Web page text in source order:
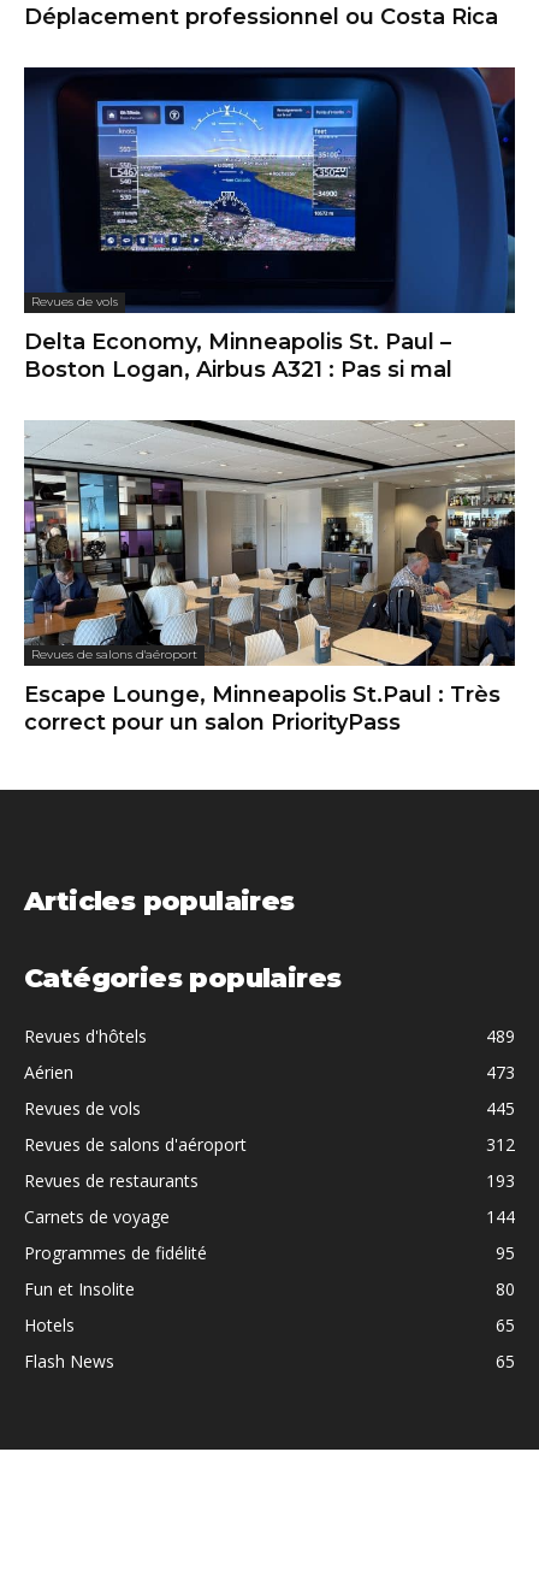
Déplacement professionnel ou Costa Rica
Revues de vols
Delta Economy, Minneapolis St. Paul –
Boston Logan, Airbus A321 : Pas si mal
Revues de salons d'aéroport
Escape Lounge, Minneapolis St.Paul : Très
correct pour un salon PriorityPass
Articles populaires
Catégories populaires
Revues d'hôtels
489
Aérien
473
Revues de vols
445
Revues de salons d'aéroport
312
Revues de restaurants
193
Carnets de voyage
144
Programmes de fidélité
95
Fun et Insolite
80
Hotels
65
Flash News
65